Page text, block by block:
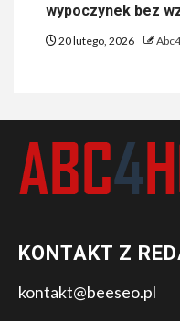
wypoczynek bez
20 lutego, 2026
KONTAKT Z
kontakt@beeseo.pl